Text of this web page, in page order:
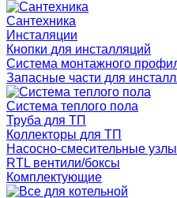
Сантехника
Инсталяции
Кнопки для инсталляций
Система монтажного
Запасные части для
Система теплого пола
Труба для ТП
Коллекторы для ТП
Насосно-смесительные узлы
RTL вентили/боксы
Комплектующие